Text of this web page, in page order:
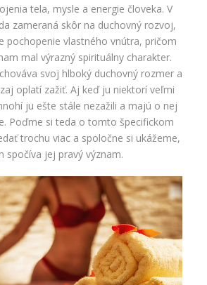
tela, mysle a energie človeka. V
zameraná skôr na duchovný rozvoj,
pochopenie vlastného vnútra, pričom
mal výrazný spirituálny charakter.
svoj hlboký duchovný rozmer a
oplatí zažiť. Aj keď ju niektorí veľmi
ju ešte stále nezažili a majú o nej
Poďme si teda o tomto špecifickom
trochu viac a spoločne si ukážeme,
spočíva jej pravý význam.